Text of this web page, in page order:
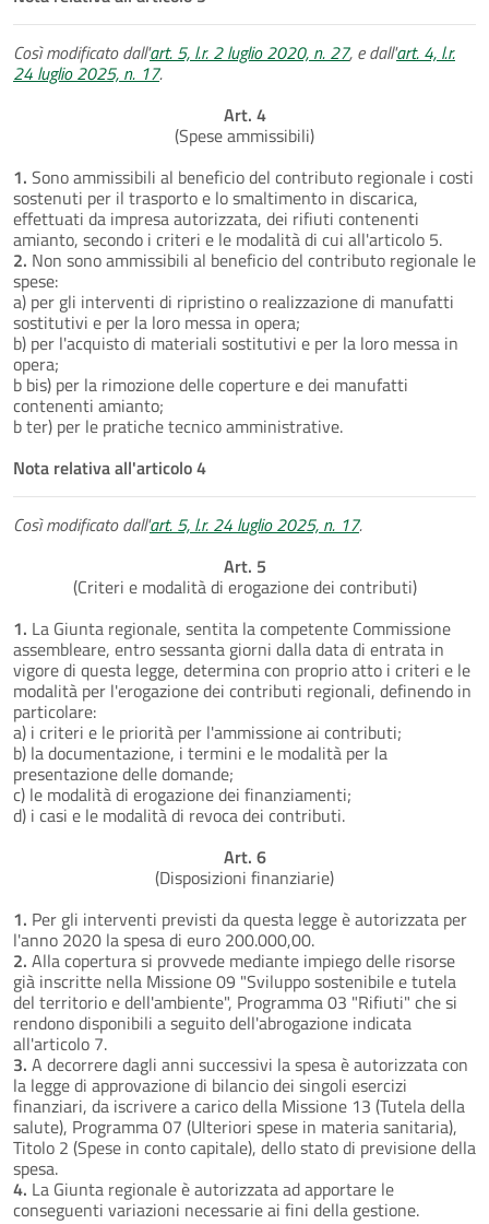
Così modificato dall'art. 5, l.r. 2 luglio 2020, n. 27, e dall'art. 4, l.r.
24 luglio 2025, n. 17.
Art. 4
(Spese ammissibili)
1. Sono ammissibili al beneficio del contributo regionale i costi
sostenuti per il trasporto e lo smaltimento in discarica,
effettuati da impresa autorizzata, dei rifiuti contenenti
amianto, secondo i criteri e le modalità di cui all'articolo 5.
2. Non sono ammissibili al beneficio del contributo regionale le
spese:
a) per gli interventi di ripristino o realizzazione di manufatti
sostitutivi e per la loro messa in opera;
b) per l'acquisto di materiali sostitutivi e per la loro messa in
opera;
b bis) per la rimozione delle coperture e dei manufatti
contenenti amianto;
b ter) per le pratiche tecnico amministrative.
Nota relativa all'articolo 4
Così modificato dall'art. 5, l.r. 24 luglio 2025, n. 17.
Art. 5
(Criteri e modalità di erogazione dei contributi)
1. La Giunta regionale, sentita la competente Commissione
assembleare, entro sessanta giorni dalla data di entrata in
vigore di questa legge, determina con proprio atto i criteri e le
modalità per l'erogazione dei contributi regionali, definendo in
particolare:
a) i criteri e le priorità per l'ammissione ai contributi;
b) la documentazione, i termini e le modalità per la
presentazione delle domande;
c) le modalità di erogazione dei finanziamenti;
d) i casi e le modalità di revoca dei contributi.
Art. 6
(Disposizioni finanziarie)
1. Per gli interventi previsti da questa legge è autorizzata per
l'anno 2020 la spesa di euro 200.000,00.
2. Alla copertura si provvede mediante impiego delle risorse
già inscritte nella Missione 09 "Sviluppo sostenibile e tutela
del territorio e dell'ambiente", Programma 03 "Rifiuti" che si
rendono disponibili a seguito dell'abrogazione indicata
all'articolo 7.
3. A decorrere dagli anni successivi la spesa è autorizzata con
la legge di approvazione di bilancio dei singoli esercizi
finanziari, da iscrivere a carico della Missione 13 (Tutela della
salute), Programma 07 (Ulteriori spese in materia sanitaria),
Titolo 2 (Spese in conto capitale), dello stato di previsione della
spesa.
4. La Giunta regionale è autorizzata ad apportare le
conseguenti variazioni necessarie ai fini della gestione.